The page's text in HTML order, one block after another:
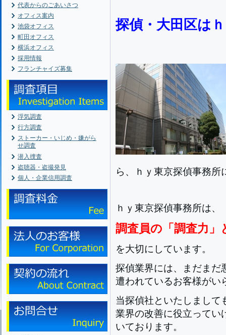
代表からのごあいさつ
オフィス案内
池袋オフィス
町田オフィス
横浜オフィス
採用情報
フランチャイズ募集
浮気調査
行方調査
ストーカー・いじめ・嫌がら
せ調査
潜入捜査
盗聴器・盗撮発見
個人・企業信用調査
探偵・大田区は
ら、ｈｙ東京探偵事務所
ｈｙ東京探偵事務所は、
調査員の「調査力」
を大切にしています。
探偵業界には、まだまだ
遭われているお客様がい
当探偵社といたしまして
業界の改善に役立ってい
いております。